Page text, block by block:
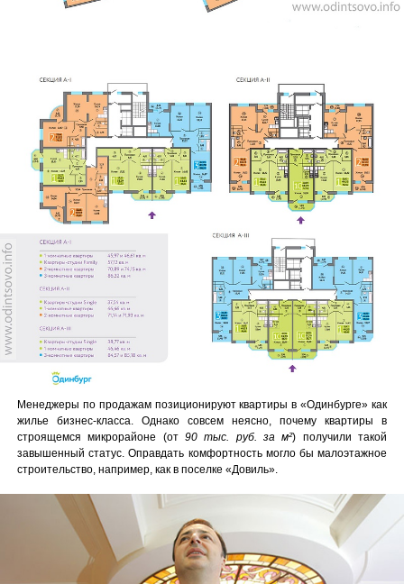
Менеджеры по продажам позиционируют квартиры в «Одинбурге» как
жилье бизнес-класса. Однако совсем неясно, почему квартиры в
строящемся микрорайоне (от 90 тыс. руб. за м²) получили такой
завышенный статус. Оправдать комфортность могло бы малоэтажное
строительство, например, как в поселке «Довиль».